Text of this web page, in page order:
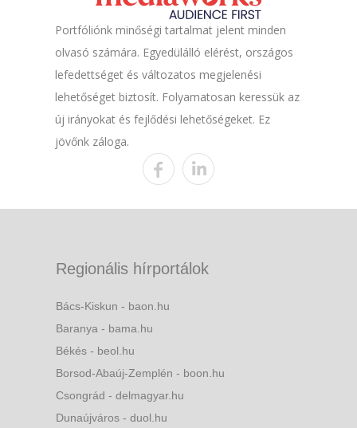
Portfóliónk minőségi tartalmat jelent minden
olvasó számára. Egyedülálló elérést, országos
lefedettséget és változatos megjelenési
lehetőséget biztosít. Folyamatosan keressük az
új irányokat és fejlődési lehetőségeket. Ez
jövőnk záloga.
Regionális hírportálok
Bács-Kiskun - baon.hu
Baranya - bama.hu
Békés - beol.hu
Borsod-Abaúj-Zemplén - boon.hu
Csongrád - delmagyar.hu
Dunaújváros - duol.hu